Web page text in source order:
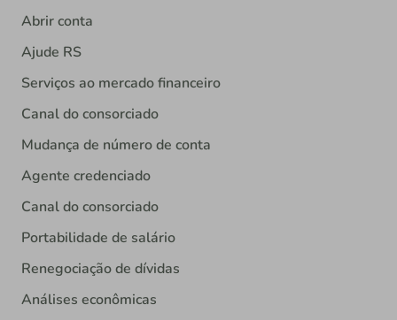
Abrir conta
Ajude RS
Serviços ao mercado financeiro
Canal do consorciado
Mudança de número de conta
Agente credenciado
Canal do consorciado
Portabilidade de salário
Renegociação de dívidas
Análises econômicas